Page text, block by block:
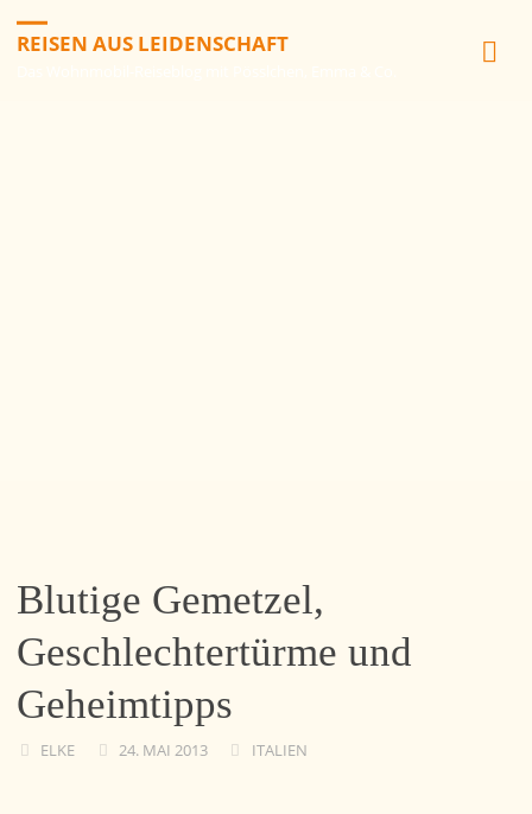
REISEN AUS LEIDENSCHAFT
Blutige Gemetzel,
Geschlechtertürme und
Geheimtipps
ELKE 24. MAI 2013 ITALIEN